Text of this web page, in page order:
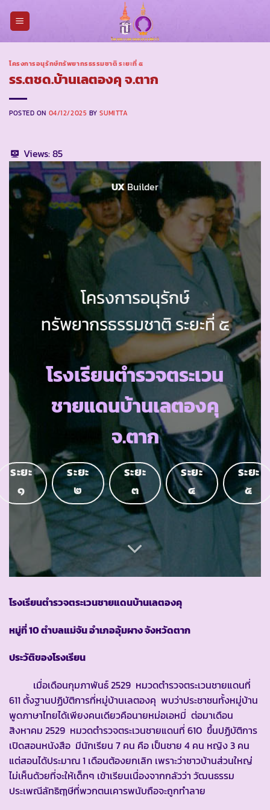
โครงการอนุรักษ์ทรัพยากรธรรมชาติ ระยะที่ ๕
รร.ตชด.บ้านเลตองคุ จ.ตาก
POSTED ON 04/12/2025 BYSUMITTA
Views:85
UXBuilder
โครงการอนุรักษ์
ทรัพยากรธรรมชาติ ระยะที่ ๕
โรงเรียนตำรวจตระเวน
ชายแดนบ้านเลตองคุ
จ.ตาก
ระยะ
๑
ระยะ
๒
ระยะ
๓
ระยะ
๔
ระยะ
๕
โรงเรียนตำรวจตระเวนชายแดนบ้านเลตองคุ
หมู่ที่ 10 ตำบลแม่จัน อำเภออุ้มผาง จังหวัดตาก
ประวัติของโรงเรียน
เมื่อเดือนกุมภาพันธ์ 2529 หมวดตำรวจตระเวนชายแดนที่
611 ตั้งฐานปฏิบัติการที่หมู่บ้านเลตองคุ พบว่าประชาชนทั้งหมู่บ้าน
พูดภาษาไทยได้เพียงคนเดียวคือนายหม่อเอหมี่ ต่อมาเดือน
สิงหาคม 2529 หมวดตำรวจตระเวนชายแดนที่ 610 ขึ้นปฏิบัติการ
เปิดสอนหนังสือ มีนักเรียน 7 คน คือ เป็นชาย 4 คน หญิง 3 คน
แต่สอนได้ประมาณ 1 เดือนต้องยกเลิก เพราะว่าชาวบ้านส่วนใหญ่
ไม่เห็นด้วยที่จะให้เด็กๆ เข้าเรียนเนื่องจากกลัวว่า วัฒนธรรม
ประเพณีลัทธิฤๅษีที่พวกตนเคารพนับถือจะถูกทำลาย